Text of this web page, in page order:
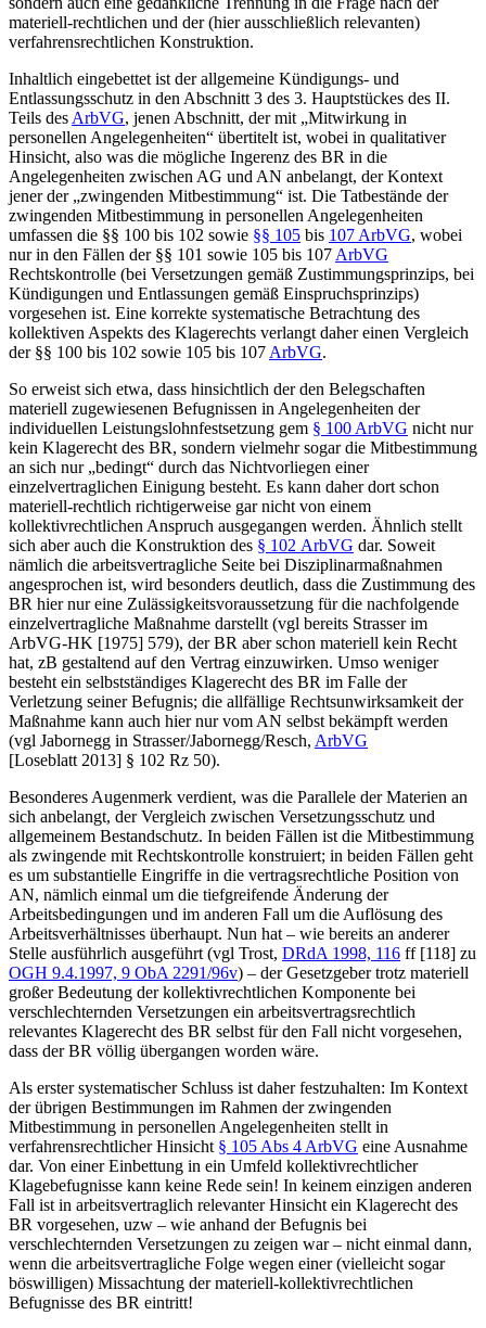
materiell-rechtlichen und der (hier ausschließlich relevanten)
verfahrensrechtlichen Konstruktion.
Inhaltlich eingebettet ist der allgemeine Kündigungs- und
Entlassungsschutz in den Abschnitt 3 des 3. Hauptstückes des II.
Teils des ArbVG, jenen Abschnitt, der mit „Mitwirkung in
personellen Angelegenheiten“ übertitelt ist, wobei in qualitativer
Hinsicht, also was die mögliche Ingerenz des BR in die
Angelegenheiten zwischen AG und AN anbelangt, der Kontext
jener der „zwingenden Mitbestimmung“ ist. Die Tatbestände der
zwingenden Mitbestimmung in personellen Angelegenheiten
umfassen die §§ 100 bis 102 sowie §§ 105 bis 107 ArbVG, wobei
nur in den Fällen der §§ 101 sowie 105 bis 107 ArbVG
Rechtskontrolle (bei Versetzungen gemäß Zustimmungsprinzips, bei
Kündigungen und Entlassungen gemäß Einspruchsprinzips)
vorgesehen ist. Eine korrekte systematische Betrachtung des
kollektiven Aspekts des Klagerechts verlangt daher einen Vergleich
der §§ 100 bis 102 sowie 105 bis 107 ArbVG.
So erweist sich etwa, dass hinsichtlich der den Belegschaften
materiell zugewiesenen Befugnissen in Angelegenheiten der
individuellen Leistungslohnfestsetzung gem § 100 ArbVG nicht nur
kein Klagerecht des BR, sondern vielmehr sogar die Mitbestimmung
an sich nur „bedingt“ durch das Nichtvorliegen einer
einzelvertraglichen Einigung besteht. Es kann daher dort schon
materiell-rechtlich richtigerweise gar nicht von einem
kollektivrechtlichen Anspruch ausgegangen werden. Ähnlich stellt
sich aber auch die Konstruktion des § 102 ArbVG dar. Soweit
nämlich die arbeitsvertragliche Seite bei Disziplinarmaßnahmen
angesprochen ist, wird besonders deutlich, dass die Zustimmung des
BR hier nur eine Zulässigkeitsvoraussetzung für die nachfolgende
einzelvertragliche Maßnahme darstellt (vgl bereits Strasserim
ArbVG-HK [1975] 579), der BR aber schon materiell kein Recht
hat, zB gestaltend auf den Vertrag einzuwirken. Umso weniger
besteht ein selbstständiges Klagerecht des BR im Falle der
Verletzung seiner Befugnis; die allfällige Rechtsunwirksamkeit der
Maßnahme kann auch hier nur vom AN selbst bekämpft werden
(vgl Jabornegg in Strasser/Jabornegg/Resch, ArbVG
[Loseblatt 2013] § 102 Rz 50).
Besonderes Augenmerk verdient, was die Parallele der Materien an
sich anbelangt, der Vergleich zwischen Versetzungsschutz und
allgemeinem Bestandschutz. In beiden Fällen ist die Mitbestimmung
als zwingende mit Rechtskontrolle konstruiert; in beiden Fällen geht
es um substantielle Eingriffe in die vertragsrechtliche Position von
AN, nämlich einmal um die tiefgreifende Änderung der
Arbeitsbedingungen und im anderen Fall um die Auflösung des
Arbeitsverhältnisses überhaupt. Nun hat – wie bereits an anderer
Stelle ausführlich ausgeführt (vgl Trost, DRdA 1998, 116 ff [118] zu
OGH 9.4.1997, 9 ObA 2291/96v) – der Gesetzgeber trotz materiell
großer Bedeutung der kollektivrechtlichen Komponente bei
verschlechternden Versetzungen ein arbeitsvertragsrechtlich
relevantes Klagerecht des BR selbst für den Fall nicht vorgesehen,
dass der BR völlig übergangen worden wäre.
Als erster systematischer Schluss ist daher festzuhalten: Im Kontext
der übrigen Bestimmungen im Rahmen der zwingenden
Mitbestimmung in personellen Angelegenheiten stellt in
verfahrensrechtlicher Hinsicht § 105 Abs 4 ArbVG eine Ausnahme
dar. Von einer Einbettung in ein Umfeld kollektivrechtlicher
Klagebefugnisse kann keine Rede sein! In keinem einzigen anderen
Fall ist in arbeitsvertraglich relevanter Hinsicht ein Klagerecht des
BR vorgesehen, uzw – wie anhand der Befugnis bei
verschlechternden Versetzungen zu zeigen war – nicht einmal dann,
wenn die arbeitsvertragliche Folge wegen einer (vielleicht sogar
böswilligen) Missachtung der materiell-kollektivrechtlichen
Befugnisse des BR eintritt!